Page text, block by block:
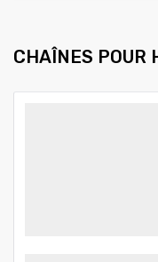
CHAÎNES POUR